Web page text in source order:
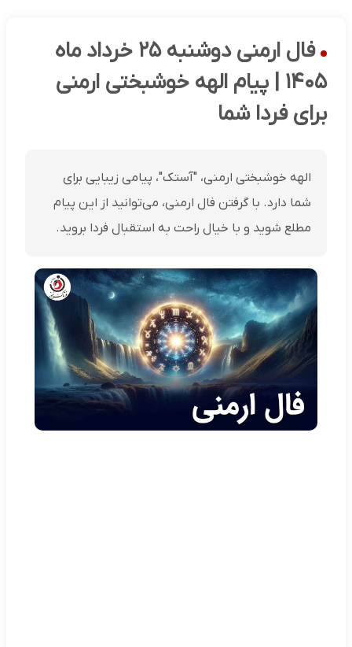
فال ارمنی دوشنبه ۲۵ خرداد ماه
۱۴۰۵ | پیام الهه خوشبختی ارمنی
برای فردا شما
الهه خوشبختی ارمنی، "آستک"، پیامی زیبایی برای
شما دارد. با گرفتن فال ارمنی، می‌توانید از این پیام
مطلع شوید و با خیال راحت به استقبال فردا بروید.